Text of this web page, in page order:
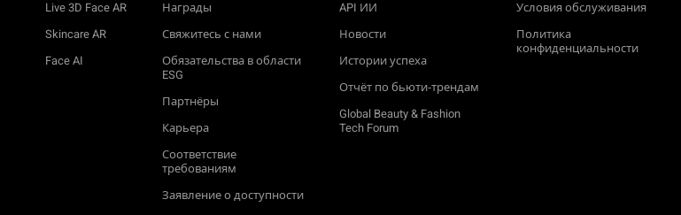
Live 3D Face AR
Skincare AR
Face AI
Награды
Свяжитесь с нами
Обязательства в области
ESG
Партнёры
Карьера
Соответствие
требованиям
Заявление о доступности
API ИИ
Новости
Истории успеха
Отчёт по бьюти‑трендам
Global Beauty & Fashion
Tech Forum
Условия обслуживания
Политика
конфиденциальности